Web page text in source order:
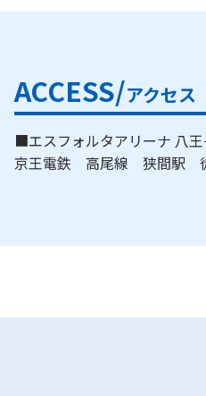
ACCESS/アクセス
■エスフォルタアリーナ 八
京王電鉄 高尾線 狭間駅